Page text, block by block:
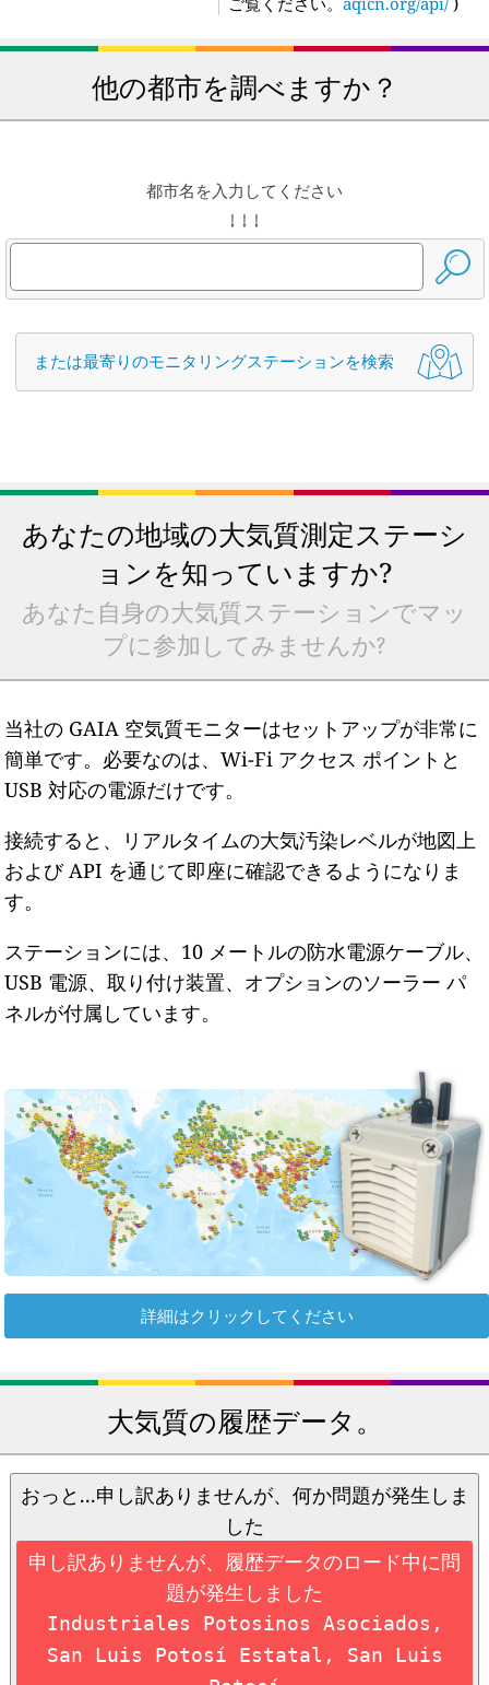
他の都市を調べますか？
都市名を入力してください
↓ ↓ ↓
または最寄りのモニタリングステーションを検索
あなたの地域の大気質測定ステーシ
ョンを知っていますか?
あなた自身の大気質ステーションでマッ
プに参加してみませんか?
当社の GAIA 空気質モニターはセットアップが非常に
簡単です。必要なのは、Wi-Fi アクセス ポイントと
USB 対応の電源だけです。
接続すると、リアルタイムの大気汚染レベルが地図上
および API を通じて即座に確認できるようになりま
す。
ステーションには、10 メートルの防水電源ケーブル、
USB 電源、取り付け装置、オプションのソーラー パ
ネルが付属しています。
詳細はクリックしてください
大気質の履歴データ。
おっと...申し訳ありませんが、何か問題が発生しま
した
申し訳ありませんが、履歴データのロード中に問
題が発生しました
Industriales Potosinos Asociados,
San Luis Potosí Estatal, San Luis